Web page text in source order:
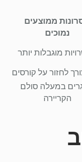
ממוצעים
נמוכים
מוגבלות יותר
לחזור על קורסים
במעלה סולם
הקריירה